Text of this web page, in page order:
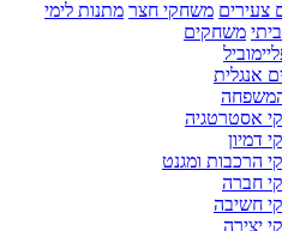
צעירים משחקי חצר מתנות לימי
משחקים
אנגלית
אסטרטגיה
דמיון
הרכבות ומגנט
חברה
חשיבה
יצירה